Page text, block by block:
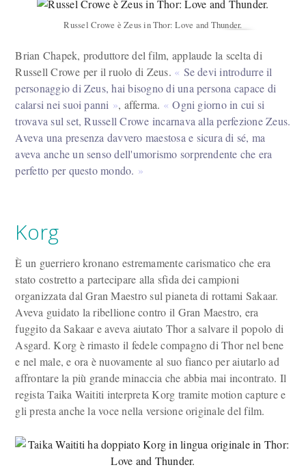
Russel Crowe è Zeus in Thor: Love and Thunder.
Brian Chapek, produttore del film, applaude la scelta di
Russell Crowe per il ruolo di Zeus.
Se devi introdurre il
personaggio di Zeus, hai bisogno di una persona capace di
calarsi nei suoi panni
, afferma.
Ogni giorno in cui si
trovava sul set, Russell Crowe incarnava alla perfezione Zeus.
Aveva una presenza davvero maestosa e sicura di sé, ma
aveva anche un senso dell'umorismo sorprendente che era
perfetto per questo mondo.
Korg
È un guerriero kronano estremamente carismatico che era
stato costretto a partecipare alla sfida dei campioni
organizzata dal Gran Maestro sul pianeta di rottami Sakaar.
Aveva guidato la ribellione contro il Gran Maestro, era
fuggito da Sakaar e aveva aiutato Thor a salvare il popolo di
Asgard. Korg è rimasto il fedele compagno di Thor nel bene
e nel male, e ora è nuovamente al suo fianco per aiutarlo ad
affrontare la più grande minaccia che abbia mai incontrato. Il
regista Taika Waititi interpreta Korg tramite motion capture e
gli presta anche la voce nella versione originale del film.